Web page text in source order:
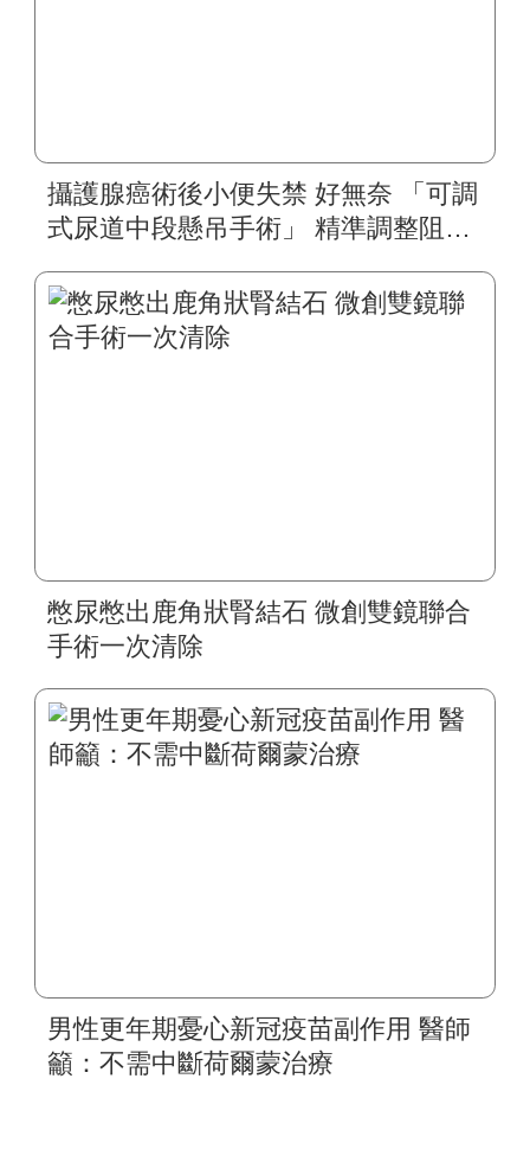
攝護腺癌術後小便失禁 好無奈 「可調
式尿道中段懸吊手術」 精準調整阻力
憋尿憋出鹿角狀腎結石 微創雙鏡聯合
手術一次清除
男性更年期憂心新冠疫苗副作用 醫師
籲：不需中斷荷爾蒙治療